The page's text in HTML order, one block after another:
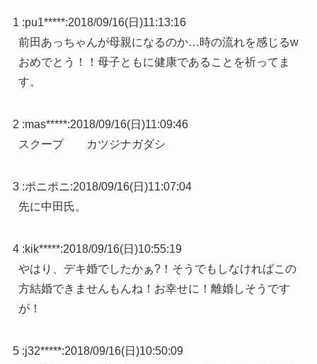
1 :pu1*****:2018/09/16(日)11:13:16
前田あっちゃんが母親になるのか…時の流れを感じるw
おめでとう！！母子ともに健康であることを祈ってま
す。
2 :mas*****:2018/09/16(日)11:09:46
スクープ カツジナガダシ
3 :ポニポニ:2018/09/16(日)11:07:04
先に中田氏。
4 :kik*****:2018/09/16(日)10:55:19
やはり、デキ婚でしたかぁ?！そうでもしなければこの
方結婚できませんもんね！お幸せに！離婚しそうです
が！
5 :j32*****:2018/09/16(日)10:50:09